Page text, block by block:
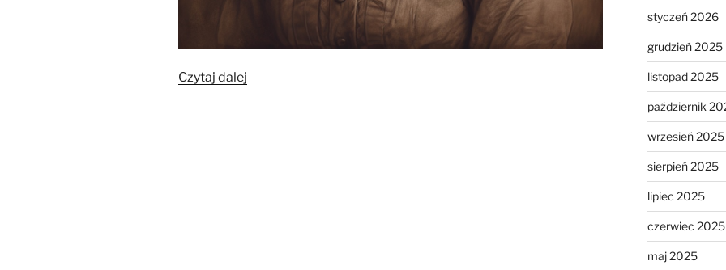
Czytaj dalej
styczeń 2026
grudzień 2025
listopad 2025
październik
wrzesień 2025
sierpień 2025
lipiec 2025
czerwiec 2025
maj 2025